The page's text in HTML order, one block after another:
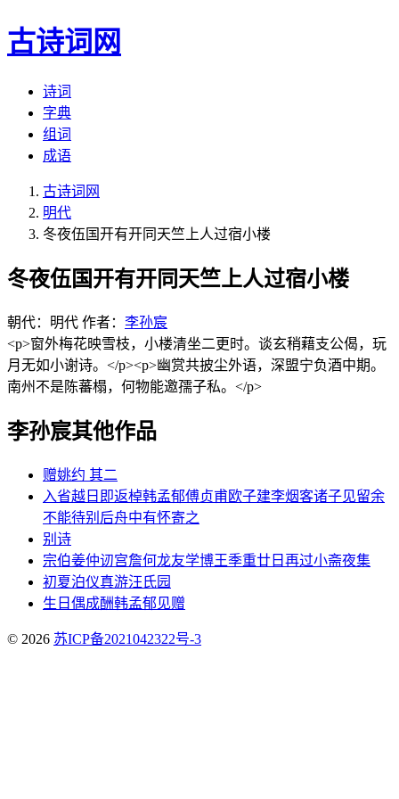
古诗词网
诗词
字典
组词
成语
古诗词网
明代
冬夜伍国开有开同天竺上人过宿小楼
冬夜伍国开有开同天竺上人过宿小楼
朝代：明代 作者： 李孙宸
<p>窗外梅花映雪枝，小楼清坐二更时。谈玄稍藉支公偈，玩
月无如小谢诗。</p><p>幽赏共披尘外语，深盟宁负酒中期。
南州不是陈蕃榻，何物能邀孺子私。</p>
李孙宸其他作品
赠姚约 其二
入省越日即返棹韩孟郁傅贞甫欧子建李烟客诸子见留余
不能待别后舟中有怀寄之
别诗
宗伯姜仲讱宫詹何龙友学博王季重廿日再过小斋夜集
初夏泊仪真游汪氏园
生日偶成酬韩孟郁见赠
© 2026 苏ICP备2021042322号-3